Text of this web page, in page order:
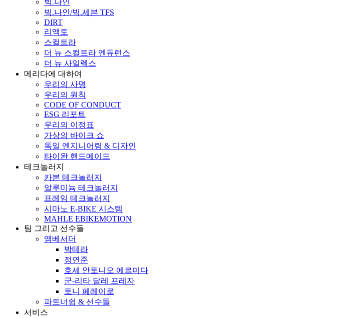
빅.나인
빅.나인/빅.세븐 TFS
DIRT
리액토
스컬트라
더 뉴 스컬트라 엔듀런스
더 뉴 사일렉스
메리다에 대하여
우리의 사명
우리의 원칙
CODE OF CONDUCT
ESG 리포트
우리의 이정표
가상의 바이크 쇼
독일 엔지니어링 & 디자인
타이완 핸드메이드
테크놀러지
카본 테크놀러지
알루미늄 테크놀러지
프레임 테크놀러지
시마노 E-BIKE 시스템
MAHLE EBIKEMOTION
팀 그리고 선수들
앰베서더
박테라
정연준
호세 안토니오 에르미다
군-리타 달레 프레자
토니 페레이로
파트너쉽 & 선수들
서비스